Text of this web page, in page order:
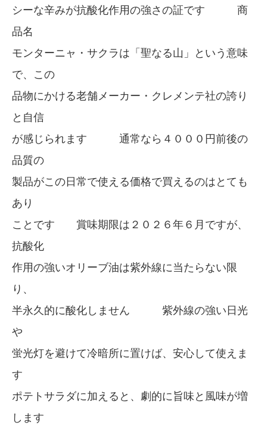
シーな辛みが抗酸化作用の強さの証です 商
品名
モンターニャ・サクラは「聖なる山」という意味
で、この
品物にかける老舗メーカー・クレメンテ社の誇り
と自信
が感じられます 通常なら４０００円前後の
品質の
製品がこの日常で使える価格で買えるのはとても
あり
ことです 賞味期限は２０２６年６月ですが、
抗酸化
作用の強いオリーブ油は紫外線に当たらない限
り、
半永久的に酸化しません 紫外線の強い日光
や
蛍光灯を避けて冷暗所に置けば、安心して使えま
す
ポテトサラダに加えると、劇的に旨味と風味が増
します